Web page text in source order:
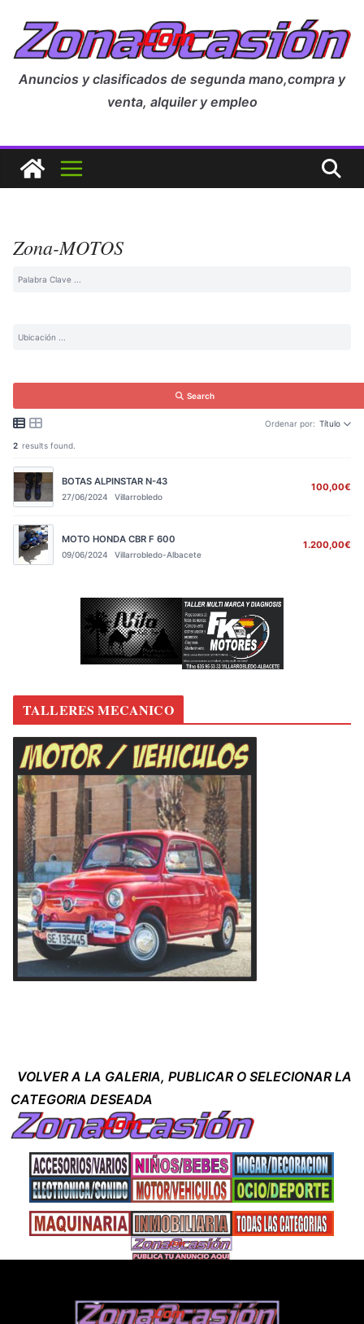
Anuncios y clasificados de segunda mano,compra y
venta, alquiler y empleo
Zona-MOTOS
Search
Ordenar por: Título
2 results found.
BOTAS ALPINSTAR N-43
27/06/2024 Villarrobledo
100,00€
MOTO HONDA CBR F 600
09/06/2024 Villarrobledo-Albacete
1.200,00€
TALLERES MECANICO
VOLVER A LA GALERIA, PUBLICAR O SELECIONAR LA
CATEGORIA DESEADA